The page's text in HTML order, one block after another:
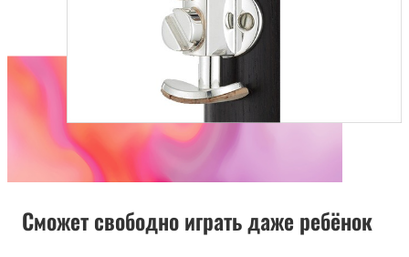
Сможет свободно играть даже ребёнок